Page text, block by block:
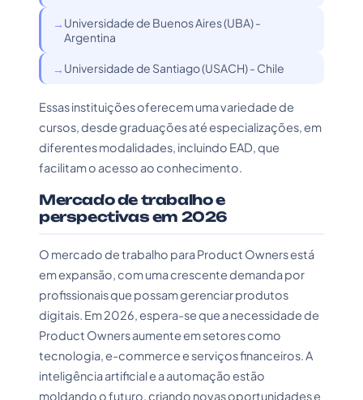
Universidade de Buenos Aires (UBA) -
Argentina
Universidade de Santiago (USACH) - Chile
Essas instituições oferecem uma variedade de
cursos, desde graduações até especializações, em
diferentes modalidades, incluindo EAD, que
facilitam o acesso ao conhecimento.
Mercado de trabalho e
perspectivas em 2026
O mercado de trabalho para Product Owners está
em expansão, com uma crescente demanda por
profissionais que possam gerenciar produtos
digitais. Em 2026, espera-se que a necessidade de
Product Owners aumente em setores como
tecnologia, e-commerce e serviços financeiros. A
inteligência artificial e a automação estão
moldando o futuro, criando novas oportunidades e